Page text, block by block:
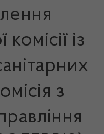
із
з